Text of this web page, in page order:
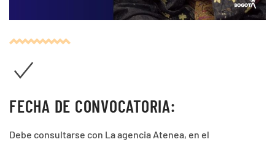
FECHA DE CONVOCATORIA:
Debe consultarse con La agencia Atenea, en el